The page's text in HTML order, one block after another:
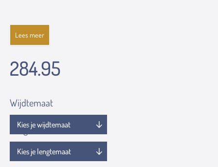
Lees meer
284.95
Wijdtemaat
Lengtemaat